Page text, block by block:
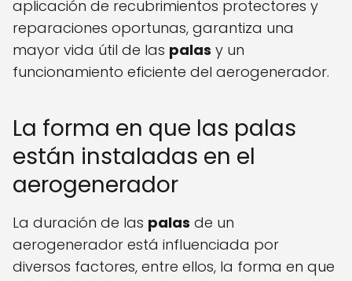
aplicación de recubrimientos protectores y
reparaciones oportunas, garantiza una
mayor vida útil de las palas y un
funcionamiento eficiente del aerogenerador.
La forma en que las palas
están instaladas en el
aerogenerador
La duración de las palas de un
aerogenerador está influenciada por
diversos factores, entre ellos, la forma en que